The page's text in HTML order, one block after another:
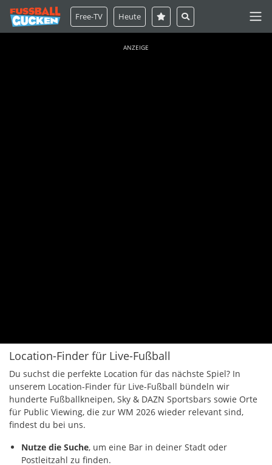
Free-TV Heute
Location-Finder für Live-Fußball
Du suchst die perfekte Location für das nächste Spiel? In
unserem Location-Finder für Live-Fußball bündeln wir
hunderte Fußballkneipen, Sky & DAZN Sportsbars sowie Orte
für Public Viewing, die zur WM 2026 wieder relevant sind,
findest du bei uns.
Nutze die Suche, um eine Bar in deiner Stadt oder
Postleitzahl zu finden.
ANZEIGE